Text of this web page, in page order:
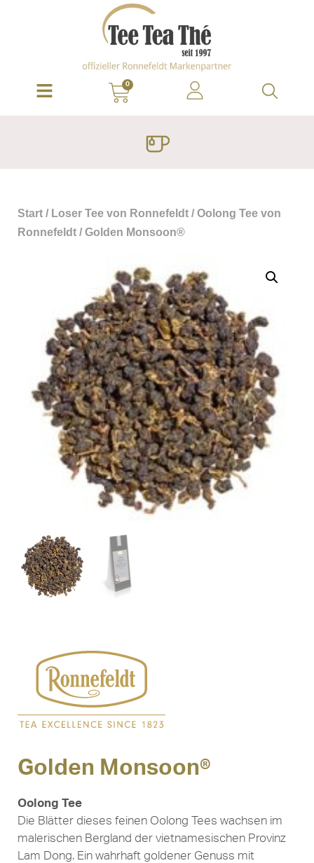
0
Start / Loser Tee von Ronnefeldt / Oolong Tee von
Ronnefeldt / Golden Monsoon®
Golden Monsoon®
Oolong Tee
Die Blätter dieses feinen Oolong Tees wachsen im
malerischen Bergland der vietnamesischen Provinz
Lam Dong. Ein wahrhaft goldener Genuss mit